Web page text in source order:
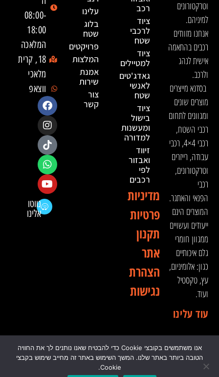
וטרקטורונים
למיניהם.
אנחנו מזוודים
רכבים בהתאמה
אישית לנהג
ולרכב.
בסדנא מייצרים
מוצרים שונים
ומגוונים לתחום
רכבי השטח,
רכבי 4×4, רכבי
עבודה, רייזרים
וטרקטורונים,
רכבי
הפנאי והאתגר.
המוצרים הינם
ייעודים ועשויים
ממגוון חומרי
גלם איכותיים
כגון: אלומיניום,
עץ, טקסטיל
ועוד.
עוד עלינו
רכב
ציוד
לרכבי
שטח
ציוד
למטיילים
גאדג'טים
לאנשי
שטח
ציוד
בישול
ומעשנות
למדורה
זיווד
ואבזור
לפי
רכבים
מדיניות
פרטיות
תקנון
אתר
הצהרת
נגישות
עלינו
בלוג
שטח
פרויקטים
המלצות
אמנת
שירות
צור
קשר
08:00-
18:00
המלאכה
18, קרית
מלאכי
ווצאפ
נווטו
אלינו
© 2024 כל הזכויות שמורות לדה וינצ'י - הסדנא לאבזור
רכבי שטח
אנו משתמשים בקובצי Cookie כדי להבטיח שאנו נותנים לך את החוויה
הטובה ביותר באתר שלנו. המשך השימוש באתר זה מחייב שימוש בקבצי
Cookie.